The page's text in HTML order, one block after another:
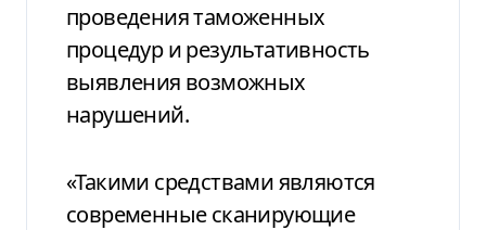
проведения таможенных
процедур и результативность
выявления возможных
нарушений.
«Такими средствами являются
современные сканирующие